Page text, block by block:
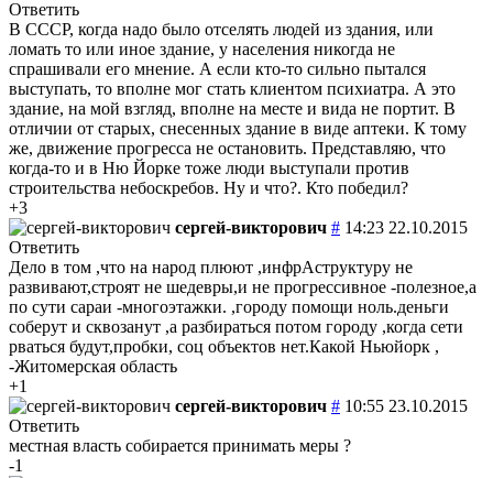
Ответить
В СССР, когда надо было отселять людей из здания, или
ломать то или иное здание, у населения никогда не
спрашивали его мнение. А если кто-то сильно пытался
выступать, то вполне мог стать клиентом психиатра. А это
здание, на мой взгляд, вполне на месте и вида не портит. В
отличии от старых, снесенных здание в виде аптеки. К тому
же, движение прогресса не остановить. Представляю, что
когда-то и в Ню Йорке тоже люди выступали против
строительства небоскребов. Ну и что?. Кто победил?
+3
сергей-викторович # 14:23 22.10.2015
Ответить
Дело в том ,что на народ плюют ,инфрАструктуру не
развивают,строят не шедевры,и не прогрессивное -полезное,а
по сути сараи -многоэтажки. ,городу помощи ноль.деньги
соберут и сквозанут ,а разбираться потом городу ,когда сети
рваться будут,пробки, соц объектов нет.Какой Ньюйорк ,
-Житомерская область
+1
сергей-викторович # 10:55 23.10.2015
Ответить
местная власть собирается принимать меры ?
-1